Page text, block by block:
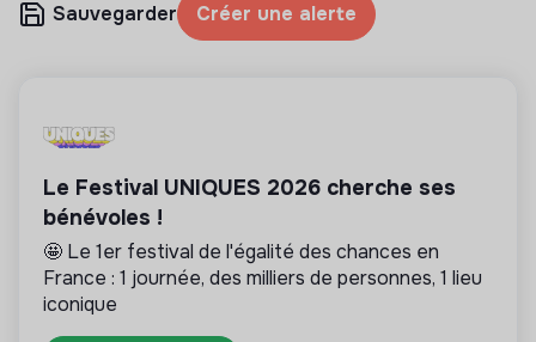
Sauvegarder Créer une alerte
Le Festival UNIQUES 2026 cherche ses
bénévoles !
🤩 Le 1er festival de l'égalité des chances en
France : 1 journée, des milliers de personnes, 1 lieu
iconique